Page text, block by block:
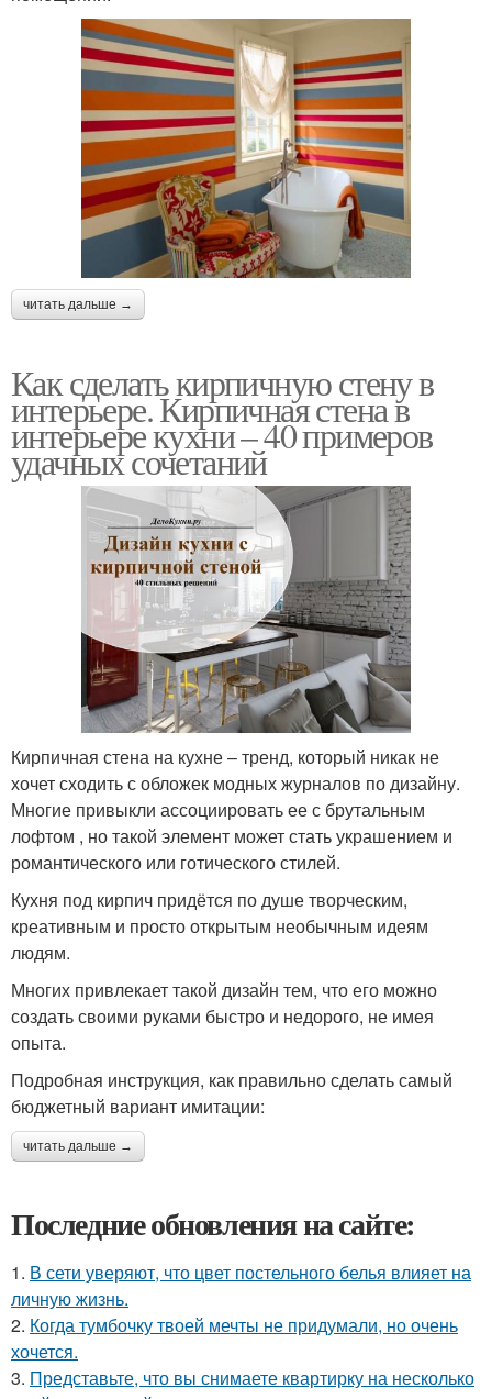
читать дальше →
Как сделать кирпичную стену в
интерьере. Кирпичная стена в
интерьере кухни – 40 примеров
удачных сочетаний
Кирпичная стена на кухне – тренд, который никак не
хочет сходить с обложек модных журналов по дизайну.
Многие привыкли ассоциировать ее с брутальным
лофтом , но такой элемент может стать украшением и
романтического или готического стилей.
Кухня под кирпич придётся по душе творческим,
креативным и просто открытым необычным идеям
людям.
Многих привлекает такой дизайн тем, что его можно
создать своими руками быстро и недорого, не имея
опыта.
Подробная инструкция, как правильно сделать самый
бюджетный вариант имитации:
читать дальше →
Последние обновления на сайте:
1. В сети уверяют, что цвет постельного белья влияет на
личную жизнь.
2. Когда тумбочку твоей мечты не придумали, но очень
хочется.
3. Представьте, что вы снимаете квартирку на несколько